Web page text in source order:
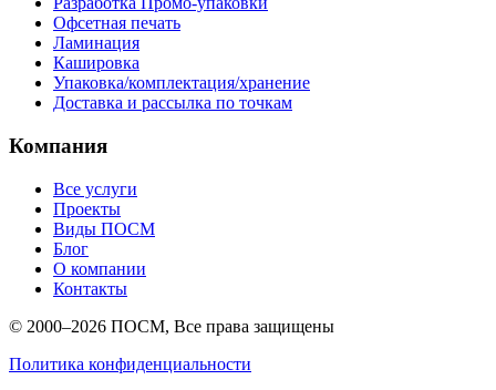
Офсетная печать
Ламинация
Кашировка
Упаковка/комплектация/хранение
Доставка и рассылка по точкам
Компания
Все услуги
Проекты
Виды ПОСМ
Блог
О компании
Контакты
© 2000–2026 ПОСМ, Все права защищены
Политика конфиденциальности